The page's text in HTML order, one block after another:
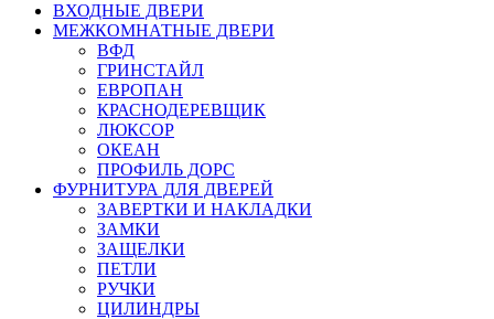
ВХОДНЫЕ ДВЕРИ
МЕЖКОМНАТНЫЕ ДВЕРИ
ВФД
ГРИНСТАЙЛ
ЕВРОПАН
КРАСНОДЕРЕВЩИК
ЛЮКСОР
ОКЕАН
ПРОФИЛЬ ДОРС
ФУРНИТУРА ДЛЯ ДВЕРЕЙ
ЗАВЕРТКИ И НАКЛАДКИ
ЗАМКИ
ЗАЩЕЛКИ
ПЕТЛИ
РУЧКИ
ЦИЛИНДРЫ